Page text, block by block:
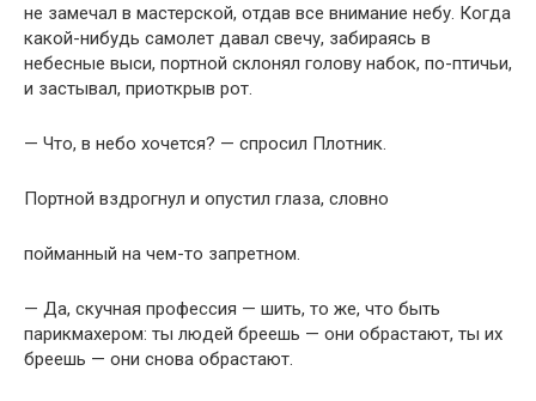
не замечал в мастерской, отдав все внимание небу. Когда
какой-нибудь самолет давал свечу, забираясь в
небесные выси, портной склонял голову набок, по-птичьи,
и застывал, приоткрыв рот.
— Что, в небо хочется? — спросил Плотник.
Портной вздрогнул и опустил глаза, словно
пойманный на чем-то запретном.
— Да, скучная профессия — шить, то же, что быть
парикмахером: ты людей бреешь — они обрастают, ты их
бреешь — они снова обрастают.